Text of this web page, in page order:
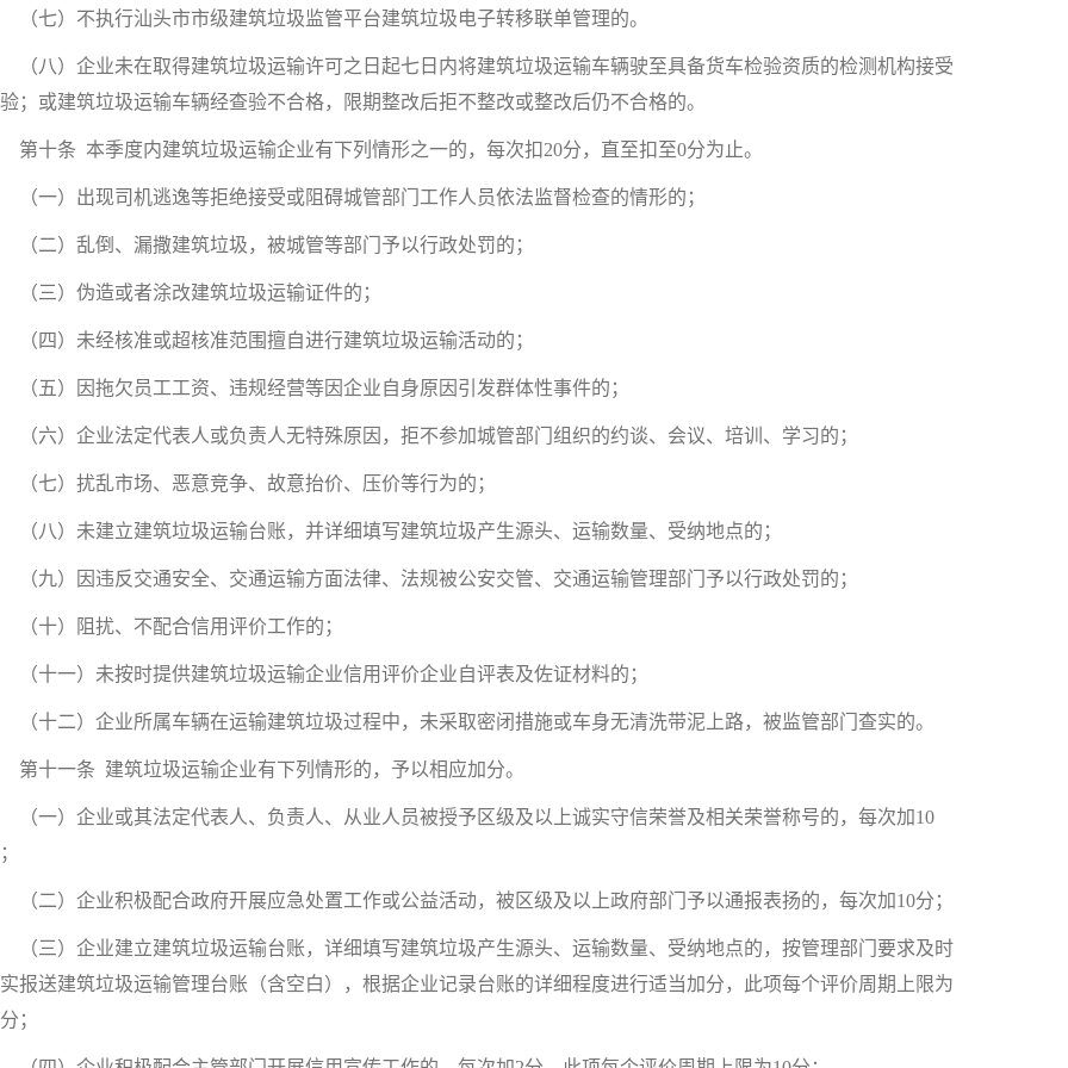
）不执行汕头市市级建筑垃圾监管平台建筑垃圾电子转移联单管理的。
）企业未在取得建筑垃圾运输许可之日起七日内将建筑垃圾运输车辆驶至具备货车检验资质的检测机构接受
；或建筑垃圾运输车辆经查验不合格，限期整改后拒不整改或整改后仍不合格的。
条 本季度内建筑垃圾运输企业有下列情形之一的，每次扣20分，直至扣至0分为止。
）出现司机逃逸等拒绝接受或阻碍城管部门工作人员依法监督检查的情形的；
）乱倒、漏撒建筑垃圾，被城管等部门予以行政处罚的；
）伪造或者涂改建筑垃圾运输证件的；
）未经核准或超核准范围擅自进行建筑垃圾运输活动的；
）因拖欠员工工资、违规经营等因企业自身原因引发群体性事件的；
）企业法定代表人或负责人无特殊原因，拒不参加城管部门组织的约谈、会议、培训、学习的；
）扰乱市场、恶意竞争、故意抬价、压价等行为的；
）未建立建筑垃圾运输台账，并详细填写建筑垃圾产生源头、运输数量、受纳地点的；
）因违反交通安全、交通运输方面法律、法规被公安交管、交通运输管理部门予以行政处罚的；
）阻扰、不配合信用评价工作的；
一）未按时提供建筑垃圾运输企业信用评价企业自评表及佐证材料的；
二）企业所属车辆在运输建筑垃圾过程中，未采取密闭措施或车身无清洗带泥上路，被监管部门查实的。
一条 建筑垃圾运输企业有下列情形的，予以相应加分。
）企业或其法定代表人、负责人、从业人员被授予区级及以上诚实守信荣誉及相关荣誉称号的，每次加10
）企业积极配合政府开展应急处置工作或公益活动，被区级及以上政府部门予以通报表扬的，每次加10分；
）企业建立建筑垃圾运输台账，详细填写建筑垃圾产生源头、运输数量、受纳地点的，按管理部门要求及时
报送建筑垃圾运输管理台账（含空白），根据企业记录台账的详细程度进行适当加分，此项每个评价周期上限为
；